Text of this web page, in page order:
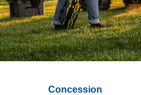
Concession